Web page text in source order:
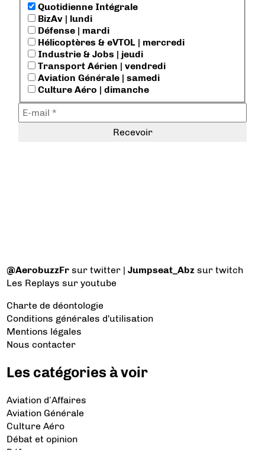
Quotidienne Intégrale
BizAv | lundi
Défense | mardi
Hélicoptères & eVTOL | mercredi
Industrie & Jobs | jeudi
Transport Aérien | vendredi
Aviation Générale | samedi
Culture Aéro | dimanche
@AerobuzzFr sur twitter |Jumpseat_Abz sur twitch
Les Replays sur youtube
Charte de déontologie
Conditions générales d'utilisation
Mentions légales
Nous contacter
Les catégories à voir
Aviation d’Affaires
Aviation Générale
Culture Aéro
Débat et opinion